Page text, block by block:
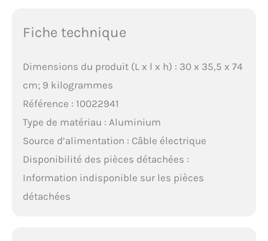
Fiche technique
Dimensions du produit (L x l x h) : 30 x 35,5 x 74
cm; 9 kilogrammes
Référence : 10022941
Type de matériau : Aluminium
Source d’alimentation : Câble électrique
Disponibilité des pièces détachées :
Information indisponible sur les pièces
détachées